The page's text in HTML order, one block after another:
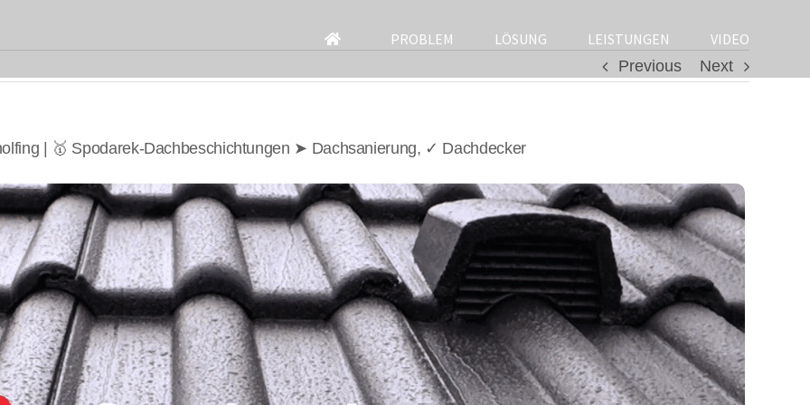
for:
PROBLEM LÖSUNG LEISTUNGEN
VIDEO
Previous
Next
| 🥇 Spodarek-Dachbeschichtungen ➤ Dachsanierung, ✓ Dachdecker